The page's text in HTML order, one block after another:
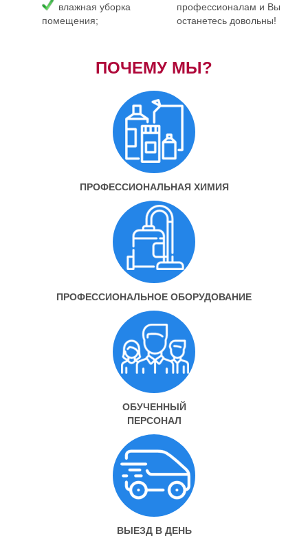
влажная уборка
помещения;
профессионалам и Вы
останетесь довольны!
ПОЧЕМУ МЫ?
ПРОФЕССИОНАЛЬНАЯ ХИМИЯ
ПРОФЕССИОНАЛЬНОЕ ОБОРУДОВАНИЕ
ОБУЧЕННЫЙ
ПЕРСОНАЛ
ВЫЕЗД В ДЕНЬ